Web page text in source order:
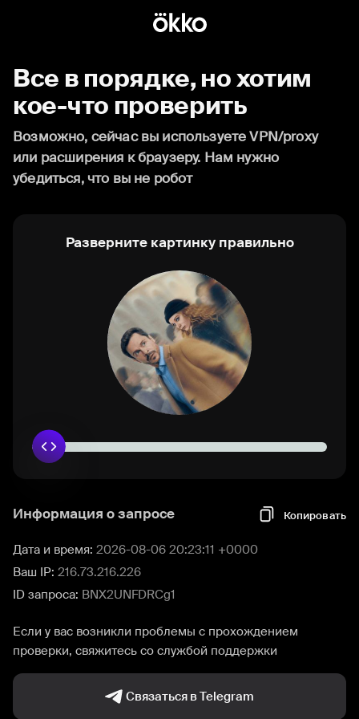
Все в порядке, но хотим
кое-что проверить
Возможно, сейчас вы используете VPN/proxy
или расширения к браузеру. Нам нужно
убедиться, что вы не робот
Разверните картинку правильно
Информация о запросе Копировать
Дата и время: 2026-08-06 20:23:11 +0000
Ваш IP: 216.73.216.226
ID запроса: BNX2UNFDRCg1
Если у вас возникли проблемы с прохождением
проверки, свяжитесь со службой поддержки
Связаться в Telegram